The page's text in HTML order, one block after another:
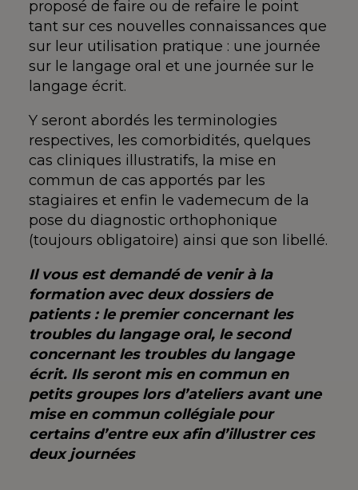
proposé de faire ou de refaire le point
tant sur ces nouvelles connaissances que
sur leur utilisation pratique : une journée
sur le langage oral et une journée sur le
langage écrit.
Y seront abordés les terminologies
respectives, les comorbidités, quelques
cas cliniques illustratifs, la mise en
commun de cas apportés par les
stagiaires et enfin le vademecum de la
pose du diagnostic orthophonique
(toujours obligatoire) ainsi que son libellé.
Il vous est demandé de venir à la
formation avec deux dossiers de
patients : le premier concernant les
troubles du langage oral, le second
concernant les troubles du langage
écrit. Ils seront mis en commun en
petits groupes lors d’ateliers avant une
mise en commun collégiale pour
certains d’entre eux afin d’illustrer ces
deux journées